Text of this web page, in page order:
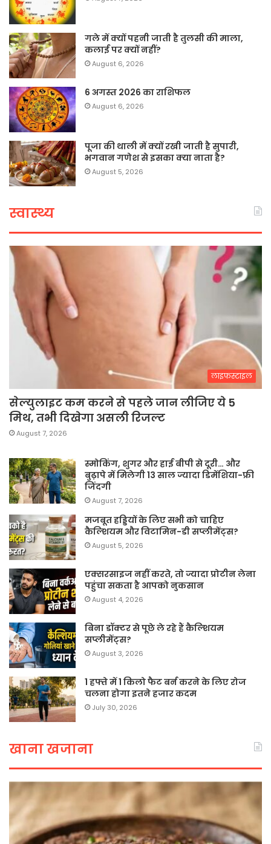
गले में क्यों पहनी जाती है तुलसी की माला,
कलाई पर क्यों नहीं?
August 6, 2026
6 अगस्त 2026 का राशिफल
August 6, 2026
पूजा की थाली में क्यों रखी जाती है सुपारी,
भगवान गणेश से इसका क्या नाता है?
August 5, 2026
स्वास्थ्य
लाइफस्टाइल
सेल्युलाइट कम करने से पहले जान लीजिए ये 5
मिथ, तभी दिखेगा असली रिजल्ट
August 7, 2026
स्मोकिंग, शुगर और हाई बीपी से दूरी… और
बुढ़ापे में मिलेगी 13 साल ज्यादा डिमेंशिया-फ्री
जिंदगी
August 7, 2026
मजबूत हड्डियों के लिए सभी को चाहिए
कैल्शियम और विटामिन-डी सप्लीमेंट्स?
August 5, 2026
एक्सरसाइज नहीं करते, तो ज्यादा प्रोटीन लेना
पहुंचा सकता है आपको नुकसान
August 4, 2026
बिना डॉक्टर से पूछे ले रहे हैं कैल्शियम
सप्लीमेंट्स?
August 3, 2026
1 हफ्ते में 1 किलो फैट बर्न करने के लिए रोज
चलना होगा इतने हजार कदम
July 30, 2026
खाना खजाना